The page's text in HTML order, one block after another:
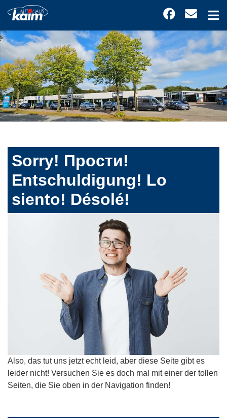
Sorry! Прости!
Entschuldigung! Lo
siento! Désolé!
Also, das tut uns jetzt echt leid, aber diese Seite gibt es
leider nicht! Versuchen Sie es doch mal mit einer der tollen
Seiten, die Sie oben in der Navigation finden!